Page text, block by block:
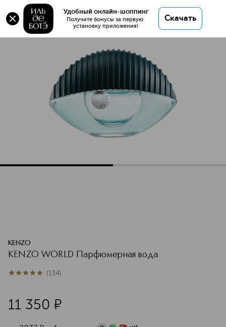
Удобный онлайн-шоппинг
Получите бонусы за первую
установку приложения!
Скачать
Оригинал 💯 KENZO WORLD Парфюмерная вода
купить в интернет магазине ИЛЬ ДЕ БОТЭ с
доставкой.
KENZO WORLD Парфюмерная вода
Описание
Характеристики
KENZO
KENZO WORLD Парфюмерная вода
5из 5134 (134)
11 350 ¤